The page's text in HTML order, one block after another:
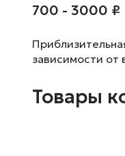
700 - 3000 ₽
зависимости от
Товары